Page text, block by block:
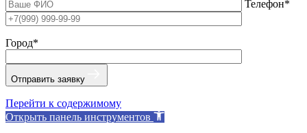
Телефон*
Город*
Отправить заявку
Перейти к содержимому
Открыть панель инструментов